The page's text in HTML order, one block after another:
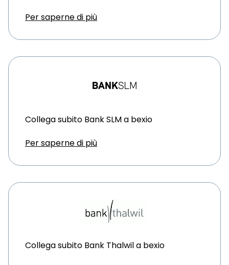
Per saperne di più
Collega subito Bank SLM a bexio
Per saperne di più
Collega subito Bank Thalwil a bexio